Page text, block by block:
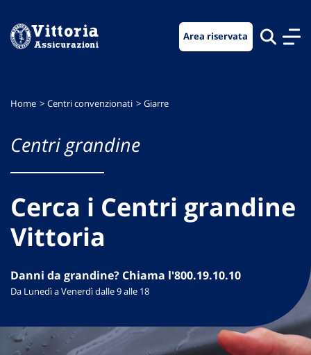
menu
contenuto
footer
Area riservata
Home Centri convenzionati Giarre
Centri grandine
Cerca i Centri grandine
Vittoria
Danni da grandine? Chiama l'800.19.10.10
Da Lunedì a Venerdì dalle 9 alle 18